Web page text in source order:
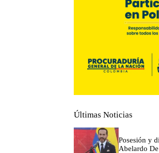
Últimas Noticias
Posesión y
Abelardo